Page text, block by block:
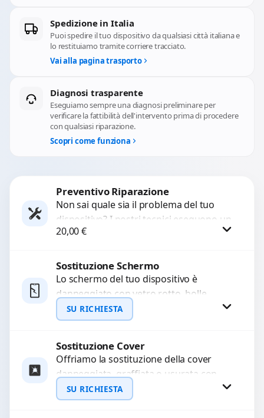
Spedizione in Italia
Puoi spedire il tuo dispositivo da qualsiasi città italiana e
lo restituiamo tramite corriere tracciato.
Vai alla pagina trasporto
Diagnosi trasparente
Eseguiamo sempre una diagnosi preliminare per
verificare la fattibilità dell'intervento prima di procedere
con qualsiasi riparazione.
Scopri come funziona
Preventivo Riparazione
Non sai quale sia il problema del tuo
dispositivo? I nostri tecnici eseguono un
check-up completo con strumenti
20,00€
Procedi
Sostituzione Schermo
Lo schermo del tuo dispositivo è
danneggiato con vetro rotto, bolle,
macchie, schermo nero o pixel morti?
Sostituiamo schermi completi...
SU RICHIESTA
Richiedi Preventivo
WhatsApp
Sostituzione Cover
Offriamo la sostituzione della cover
danneggiata, graffiata o usurata con
ricambi di alta qualità e garantiti.
Ripristiniamo l’aspetto estetico e...
SU RICHIESTA